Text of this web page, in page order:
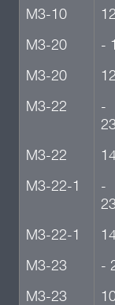
М3-10
М3-20
-
М3-20
М3-22
-
М3-22
М3-22-1
-
М3-22-1
М3-23
-
М3-23